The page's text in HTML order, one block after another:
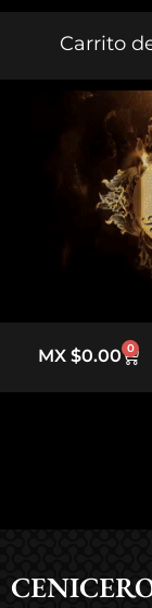
Carrito
MX $0.00 0